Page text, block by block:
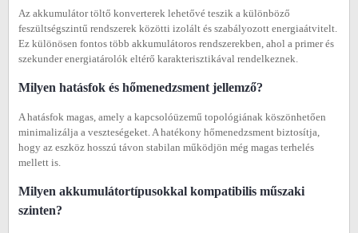
Az akkumulátor töltő konverterek lehetővé teszik a különböző
feszültségszintű rendszerek közötti izolált és szabályozott energiaátvitelt.
Ez különösen fontos több akkumulátoros rendszerekben, ahol a primer és
szekunder energiatárolók eltérő karakterisztikával rendelkeznek.
Milyen hatásfok és hőmenedzsment jellemző?
A hatásfok magas, amely a kapcsolóüzemű topológiának köszönhetően
minimalizálja a veszteségeket. A hatékony hőmenedzsment biztosítja,
hogy az eszköz hosszú távon stabilan működjön még magas terhelés
mellett is.
Milyen akkumulátortípusokkal kompatibilis műszaki
szinten?